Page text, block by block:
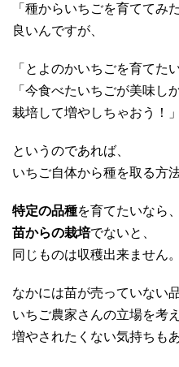
「種からいちごを育ててみ
良いんですが、
「とよのかいちごを育てたい
「今食べたいちごが美味し
栽培して増やしちゃおう！」
というのであれば、
いちご自体から種を取る方
特定の品種を育てたいなら、
苗からの栽培でないと、
同じものは収穫出来ません。
なかには苗が売っていない
いちご農家さんの立場を考え
増やされたくない気持ちも